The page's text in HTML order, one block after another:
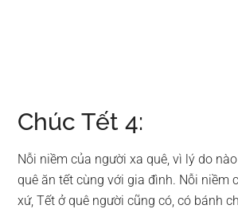
Chúc Tết 4:
Nỗi niềm của người xa quê, vì lý do
quê ăn tết cùng với gia đình. Nỗi niềm
xứ, Tết ở quê người cũng có, có bánh